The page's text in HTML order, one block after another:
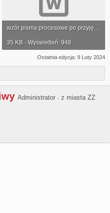
wzór pisma procesowe po przyjęciu ustawy okołobudżetowej r.doc
35 KB · Wyświetleń: 948
Ostatnia edycja: 9 Luty 2024
Administrator · z miasta ZZ